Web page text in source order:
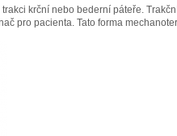
krční nebo bederní páteře.
pro pacienta. Tato forma